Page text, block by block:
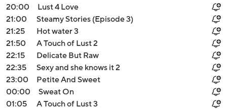
20:00
Lust 4 Love
21:00
Steamy Stories (Episode 3)
21:25
Hot water 3
21:50
A Touch of Lust 2
22:15
Delicate But Raw
22:35
Sexy and she knows it 2
23:00
Petite And Sweet
00:00
Sweat On
01:05
A Touch of Lust 3